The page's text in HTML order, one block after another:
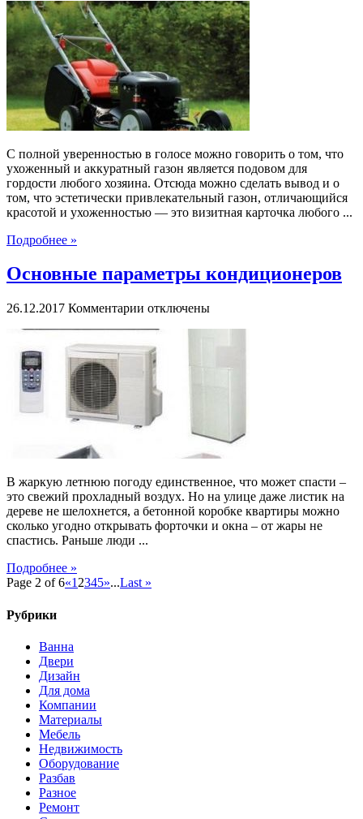
Современные
и
удобные
газонокосилки
С полной уверенностью в голосе можно говорить о том, что
ухоженный и аккуратный газон является подовом для
гордости любого хозяина. Отсюда можно сделать вывод и о
том, что эстетически привлекательный газон, отличающийся
красотой и ухоженностью — это визитная карточка любого ...
Подробнее »
Основные параметры кондиционеров
26.12.2017 Комментарии к
параметры
кондиционеров
отключены
В жаркую летнюю погоду единственное, что может спасти –
это свежий прохладный воздух. Но на улице даже листик на
дереве не шелохнется, а бетонной коробке квартиры можно
сколько угодно открывать форточки и окна – от жары не
спастись. Раньше люди ...
Подробнее »
Page 2 of 6«1 2345»...Last »
Рубрики
Ванна
Двери
Дизайн
Для дома
Компании
Материалы
Мебель
Недвижимость
Оборудование
Разбав
Разное
Ремонт